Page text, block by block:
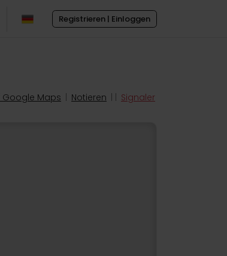
Registrieren | Einloggen
Google Maps Notieren Signaler